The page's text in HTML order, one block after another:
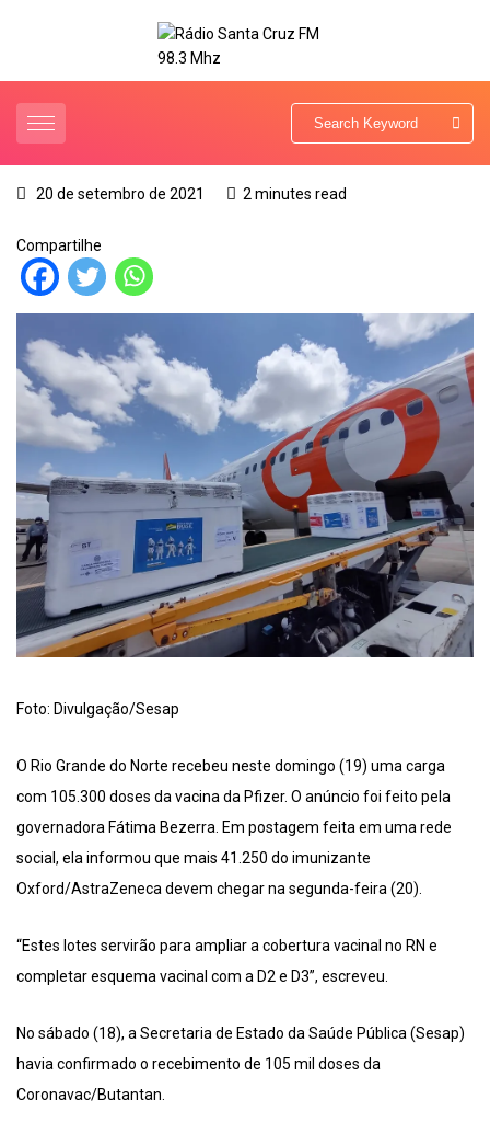
20 de setembro de 2021 2 minutes read
Compartilhe
Foto: Divulgação/Sesap
O Rio Grande do Norte recebeu neste domingo (19) uma carga
com 105.300 doses da vacina da Pfizer. O anúncio foi feito pela
governadora Fátima Bezerra. Em postagem feita em uma rede
social, ela informou que mais 41.250 do imunizante
Oxford/AstraZeneca devem chegar na segunda-feira (20).
“Estes lotes servirão para ampliar a cobertura vacinal no RN e
completar esquema vacinal com a D2 e D3”, escreveu.
No sábado (18), a Secretaria de Estado da Saúde Pública (Sesap)
havia confirmado o recebimento de 105 mil doses da
Coronavac/Butantan.